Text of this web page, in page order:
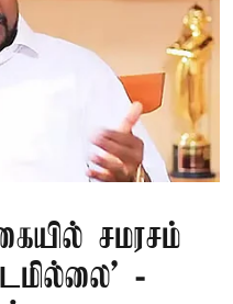
சமரசம்
-